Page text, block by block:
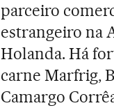
parceiro
estrangeiro na
Holanda. Há
carne Marfrig,
Camargo